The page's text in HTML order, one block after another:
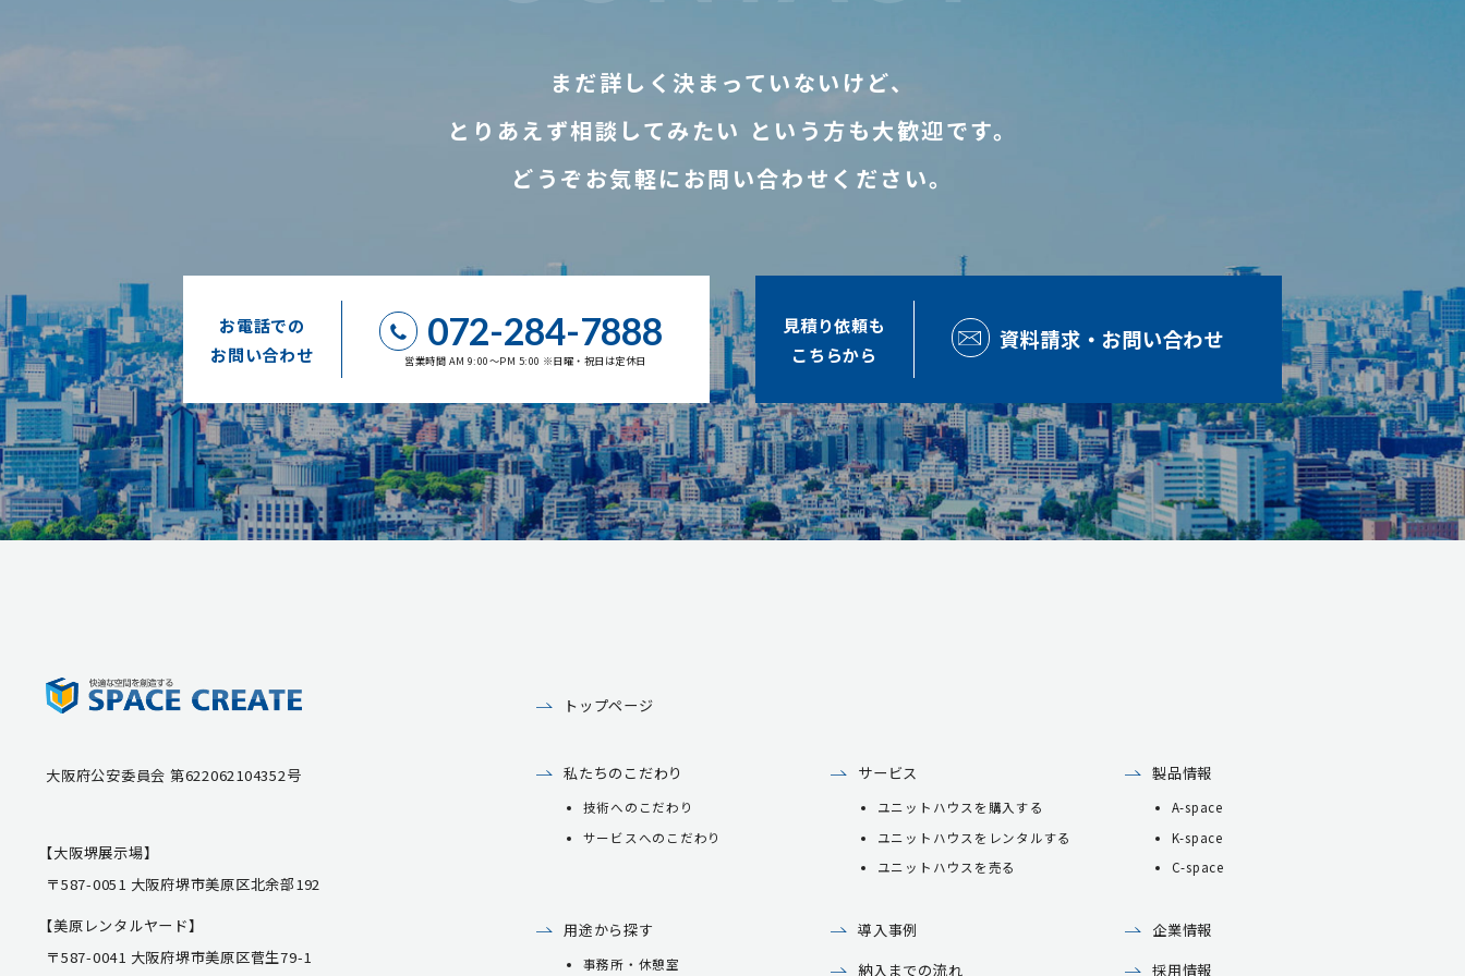
まだ詳しく決まっていないけど、
とりあえず相談してみたい という方も大歓迎です。
どうぞお気軽にお問い合わせください。
お電話での
お問い合わせ
072-284-7888
営業時間 AM 9:00～PM 5:00 ※日曜・祝日は定休日
見積り依頼も
こちらから
資料請求・お問い合わせ
大阪府公安委員会 第622062104352号
【大阪堺展示場】
〒587-0051 大阪府堺市美原区北余部192
【美原レンタルヤード】
〒587-0041 大阪府堺市美原区菅生79-1
トップページ
私たちのこだわり
技術へのこだわり
サービスへのこだわり
サービス
ユニットハウスを購入する
ユニットハウスをレンタルする
ユニットハウスを売る
製品情報
A-space
K-space
C-space
用途から探す
事務所・休憩室
導入事例
納入までの流れ
企業情報
採用情報